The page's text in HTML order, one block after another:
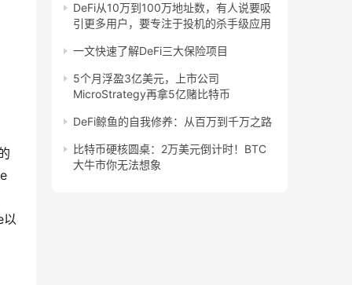
以
DeFi从10万到100万地址数，有人说要吸
引更多用户，要专注于投机的杀手级应用
一文快速了解DeFi三大保险项目
5个月浮盈3亿美元，上市公司
MicroStrategy再拿5亿赌比特币
DeFi鲸鱼的自我修养：从百万到千万之路
比特币硬核圆桌：2万美元倒计时！BTC
大牛市你无法想象